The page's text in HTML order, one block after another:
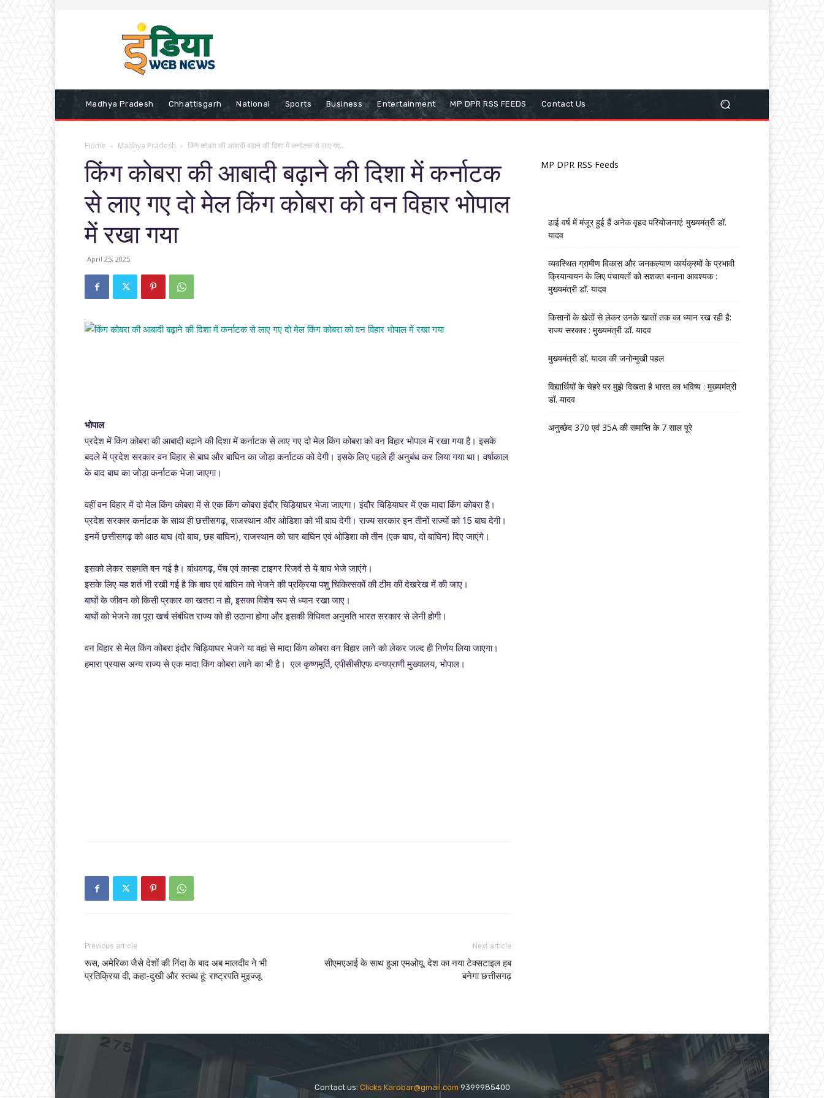
Madhya Pradesh Chhattisgarh National Sports Business Entertainment MP DPR RSS FEEDS Contact Us
Home Madhya Pradesh किंग कोबरा की आबादी बढ़ाने की दिशा में कर्नाटक से लाए गए...
किंग कोबरा की आबादी बढ़ाने की दिशा में कर्नाटक
से लाए गए दो मेल किंग कोबरा को वन विहार भोपाल
में रखा गया
April 25, 2025
भोपाल
प्रदेश में किंग कोबरा की आबादी बढ़ाने की दिशा में कर्नाटक से लाए गए दो मेल किंग कोबरा को वन विहार भोपाल में रखा गया है। इसके
बदले में प्रदेश सरकार वन विहार से बाघ और बाघिन का जोड़ा कर्नाटक को देगी। इसके लिए पहले ही अनुबंध कर लिया गया था। वर्षाकाल
के बाद बाघ का जोड़ा कर्नाटक भेजा जाएगा।
वहीं वन विहार में दो मेल किंग कोबरा में से एक किंग कोबरा इंदौर चिड़ियाघर भेजा जाएगा। इंदौर चिड़ियाघर में एक मादा किंग कोबरा है।
प्रदेश सरकार कर्नाटक के साथ ही छत्तीसगढ़, राजस्थान और ओडिशा को भी बाघ देगी। राज्य सरकार इन तीनों राज्यों को 15 बाघ देगी।
इनमें छत्तीसगढ़ को आठ बाघ (दो बाघ, छह बाघिन), राजस्थान को चार बाघिन एवं ओडिशा को तीन (एक बाघ, दो बाघिन) दिए जाएंगे।
इसको लेकर सहमति बन गई है। बांधवगढ़, पेंच एवं कान्हा टाइगर रिजर्व से ये बाघ भेजे जाएंगे।
इसके लिए यह शर्त भी रखी गई है कि बाघ एवं बाघिन को भेजने की प्रक्रिया पशु चिकित्सकों की टीम की देखरेख में की जाए।
बाघों के जीवन को किसी प्रकार का खतरा न हो, इसका विशेष रूप से ध्यान रखा जाए।
बाघों को भेजने का पूरा खर्च संबंधित राज्य को ही उठाना होगा और इसकी विधिवत अनुमति भारत सरकार से लेनी होगी।
वन विहार से मेल किंग कोबरा इंदौर चिड़ियाघर भेजने या वहां से मादा किंग कोबरा वन विहार लाने को लेकर जल्द ही निर्णय लिया जाएगा।
हमारा प्रयास अन्य राज्य से एक मादा किंग कोबरा लाने का भी है। एल कृष्णमूर्ति, एपीसीसीएफ वन्यप्राणी मुख्यालय, भोपाल।
Previous article
रूस, अमेरिका जैसे देशों की निंदा के बाद अब मालदीव ने भी
प्रतिक्रिया दी, कहा-दुखी और स्तब्ध हूं: राष्ट्रपति मुइज्जू
Next article
सीएमएआई के साथ हुआ एमओयू, देश का नया टेक्सटाइल हब
बनेगा छत्तीसगढ़
MP DPR RSS Feeds
ढाई वर्ष में मंजूर हुई हैं अनेक वृहद परियोजनाएं: मुख्यमंत्री डॉ.
यादव
व्यवस्थित ग्रामीण विकास और जनकल्याण कार्यक्रमों के प्रभावी
क्रियान्वयन के लिए पंचायतों को सशक्त बनाना आवश्यक :
मुख्यमंत्री डॉ. यादव
किसानों के खेतों से लेकर उनके खातों तक का ध्यान रख रही है:
राज्य सरकार : मुख्यमंत्री डॉ. यादव
मुख्यमंत्री डॉ. यादव की जनोन्मुखी पहल
विद्यार्थियों के चेहरे पर मुझे दिखता है भारत का भविष्य : मुख्यमंत्री
डॉ. यादव
अनुच्छेद 370 एवं 35A की समाप्ति के 7 साल पूरे
Contact us: Clicks Karobar@gmail.com 9399985400